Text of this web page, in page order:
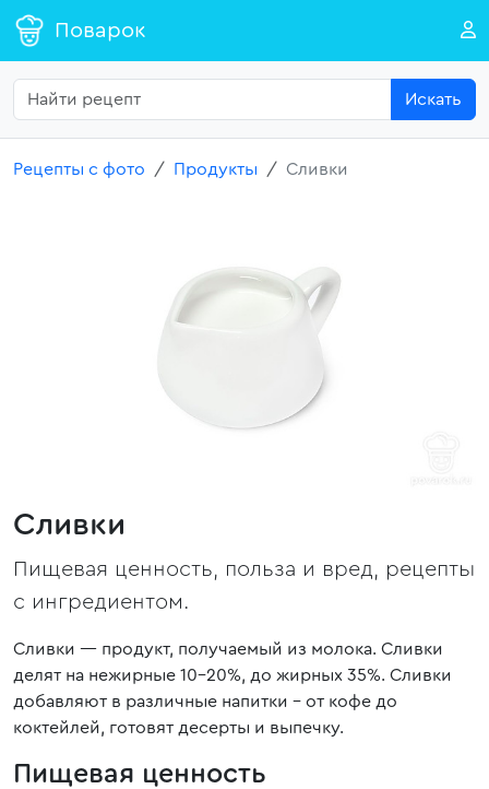
Поварок
Искать
Рецепты с фото Продукты Сливки
Сливки
Пищевая ценность, польза и вред, рецепты
с ингредиентом.
Сливки — продукт, получаемый из молока. Сливки
делят на нежирные 10-20%, до жирных 35%. Сливки
добавляют в различные напитки – от кофе до
коктейлей, готовят десерты и выпечку.
Пищевая ценность